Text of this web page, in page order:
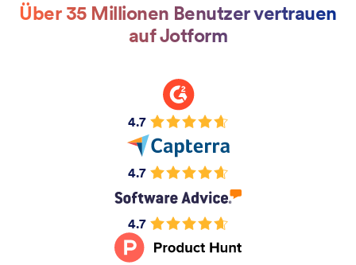
Über 35 Millionen Benutzer vertrauen
auf Jotform
4.7
4.7
4.7